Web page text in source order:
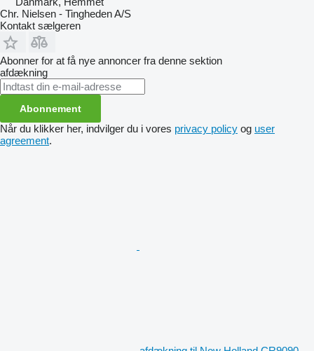
Chr. Nielsen - Tingheden A/S
Kontakt sælgeren
Abonner for at få nye annoncer fra denne sektion
afdækning
Abonnement
Når du klikker her, indvilger du i vores privacy policy og user
agreement.